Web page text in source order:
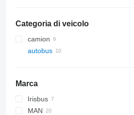
Categoria di veicolo
camion
autobus
Marca
Crossway
Irisbus
Axer
MAN